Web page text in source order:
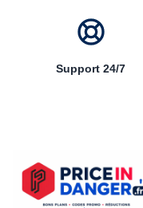
Support 24/7